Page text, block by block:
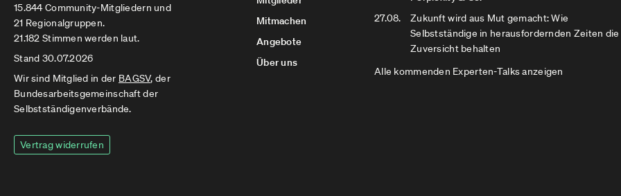
15.844 Community-Mitgliedern und
21 Regionalgruppen.
21.182 Stimmen werden laut.
Stand 30.07.2026
Wir sind Mitglied in der BAGSV, der
Bundesarbeitsgemeinschaft der
Selbstständigenverbände.
Vertrag widerrufen
Mitmachen
Angebote
Über uns
27.08.
Zukunft wird aus Mut gemacht: Wie
Selbstständige in herausfordernden Zeiten die
Zuversicht behalten
Alle kommenden Experten-Talks anzeigen